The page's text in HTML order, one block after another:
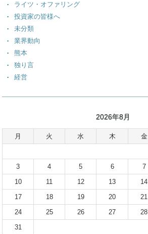
ライツ・オファリング
投資家の皆様へ
未分類
業界動向
熊本
独り言
経営
2026年8月
月 火 水 木 金
3
4 5 6 7
10
11 12 13 14
17
18 19 20 21
24
25 26 27 28
31